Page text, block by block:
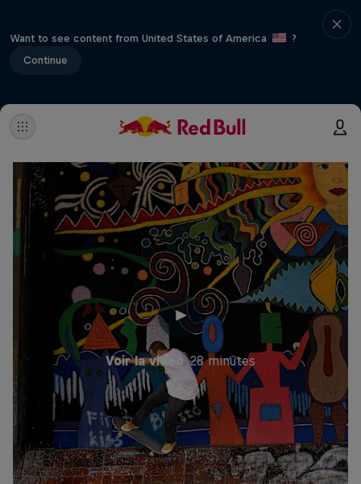
Want to see content from United States of America
?
Continue
Voir la vidéo 28 minutes